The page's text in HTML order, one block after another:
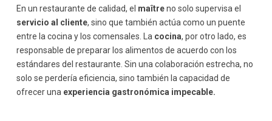
En un restaurante de calidad, el maîtreno solo supervisa el
servicio al cliente, sino que también actúa como un puente
entre la cocina y los comensales. La cocina, por otro lado, es
responsable de preparar los alimentos de acuerdo con los
estándares del restaurante. Sin una colaboración estrecha, no
solo se perdería eficiencia, sino también la capacidad de
ofrecer una experiencia gastronómica impecable.